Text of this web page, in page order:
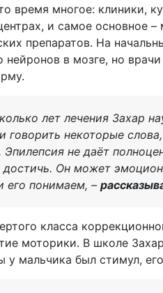
время многое: клиники,
и самое основное
препаратов. На
нейронов в мозге, но
лет лечения Захар
говорить некоторые
Эпилепсия не даёт
достичь. Он может
его понимаем, –
класса
моторики. В школе
у мальчика был стимул,